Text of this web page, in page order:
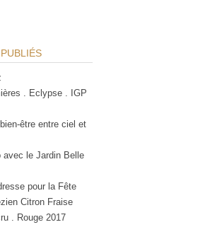
. Eclypse . IGP
être entre ciel et
avec le Jardin Belle
pour la Fête
Citron Fraise
. Rouge 2017